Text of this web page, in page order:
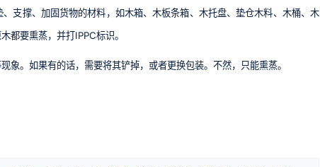
支撑、加固货物的材料，如木箱、木板条箱、木托盘、垫仓木料、木桶、木
都要熏蒸，并打IPPC标识。
。如果有的话，需要将其铲掉，或者更换包装。不然，只能熏蒸。